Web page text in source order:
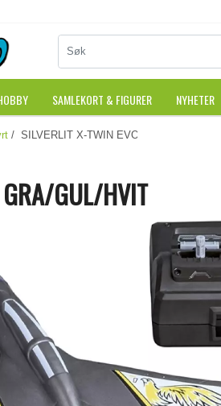
SAMLEKORT & FIGURER NYHETER
/ SILVERLIT X-TWIN EVO GRA/GUL/HVIT
GRA/GUL/HVIT